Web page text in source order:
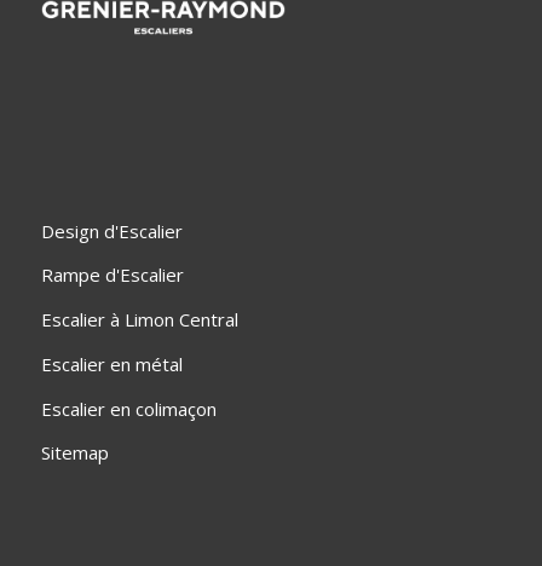
Design d'Escalier
Rampe d'Escalier
Escalier à Limon Central
Escalier en métal
Escalier en colimaçon
Sitemap